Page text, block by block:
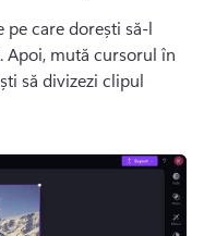
care dorești să-l
Apoi, mută cursorul în
să divizezi clipul